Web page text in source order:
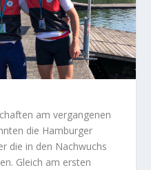
am vergangenen
die Hamburger
die in den Nachwuchs
Gleich am ersten